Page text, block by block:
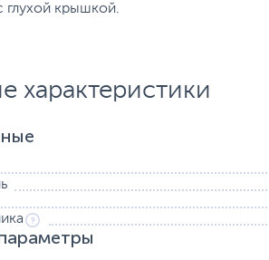
глухой крышкой.
характеристики